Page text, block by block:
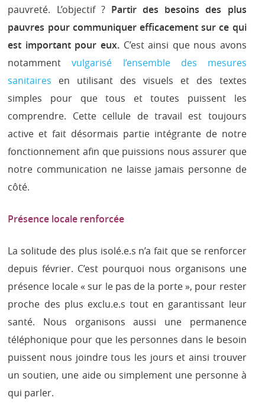
pauvreté. L’objectif ? Partir des besoins des plus
pauvres pour communiquer efficacement sur ce qui
est important pour eux. C’est ainsi que nous avons
notammentvulgarisé l’ensemble des mesures
sanitaires en utilisant des visuels et des textes
simples pour que tous et toutes puissent les
comprendre. Cette cellule de travail est toujours
active et fait désormais partie intégrante de notre
fonctionnement afin que puissions nous assurer que
notre communication ne laisse jamais personne de
côté.
Présence locale renforcée
La solitude des plus isolé.e.s n’a fait que se renforcer
depuis février. C’est pourquoi nous organisons une
présence locale « sur le pas de la porte », pour rester
proche des plus exclu.e.s tout en garantissant leur
santé. Nous organisons aussi une permanence
téléphonique pour que les personnes dans le besoin
puissent nous joindre tous les jours et ainsi trouver
un soutien, une aide ou simplement une personne à
qui parler.